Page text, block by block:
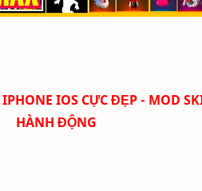
IOS CỰC ĐẸP - MOD
HÀNH ĐỘNG